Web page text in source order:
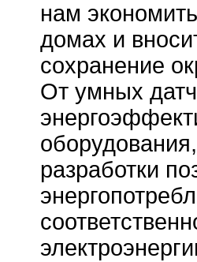
нам
домах и
сохранение
От умных
разработки